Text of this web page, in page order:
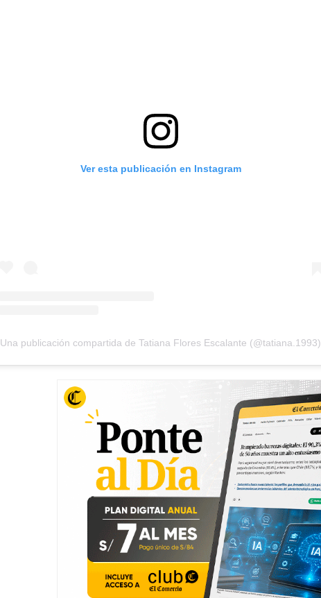
Ver esta publicación en Instagram
Una publicación compartida de Tatiana Flores Escalante (@tatiana.1993)